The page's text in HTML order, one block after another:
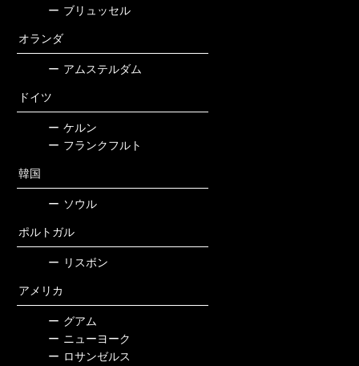
ー ブリュッセル
オランダ
ー アムステルダム
ドイツ
ー ケルン
ー フランクフルト
韓国
ー ソウル
ポルトガル
ー リスボン
アメリカ
ー グアム
ー ニューヨーク
ー ロサンゼルス